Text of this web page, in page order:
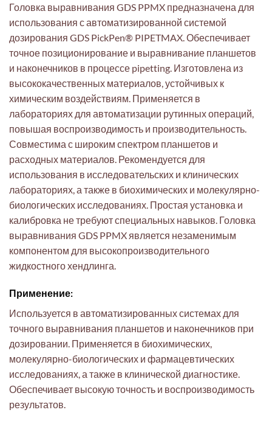
Головка выравнивания GDS PPMX предназначена для
использования с автоматизированной системой
дозирования GDS PickPen® PIPETMAX. Обеспечивает
точное позиционирование и выравнивание планшетов
и наконечников в процессе pipetting. Изготовлена из
высококачественных материалов, устойчивых к
химическим воздействиям. Применяется в
лабораториях для автоматизации рутинных операций,
повышая воспроизводимость и производительность.
Совместима с широким спектром планшетов и
расходных материалов. Рекомендуется для
использования в исследовательских и клинических
лабораториях, а также в биохимических и молекулярно-
биологических исследованиях. Простая установка и
калибровка не требуют специальных навыков. Головка
выравнивания GDS PPMX является незаменимым
компонентом для высокопроизводительного
жидкостного хендлинга.
Применение:
Используется в автоматизированных системах для
точного выравнивания планшетов и наконечников при
дозировании. Применяется в биохимических,
молекулярно-биологических и фармацевтических
исследованиях, а также в клинической диагностике.
Обеспечивает высокую точность и воспроизводимость
результатов.